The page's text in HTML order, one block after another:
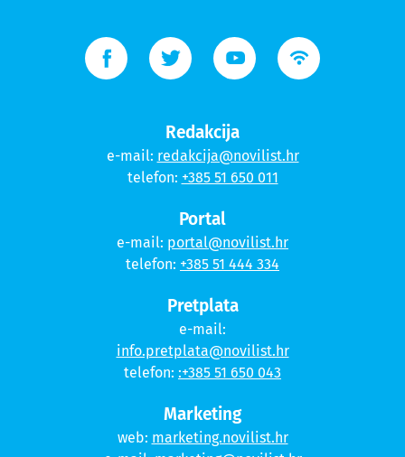
Redakcija
e-mail: redakcija@novilist.hr
telefon: +385 51 650 011
Portal
e-mail: portal@novilist.hr
telefon: +385 51 444 334
Pretplata
e-mail:
info.pretplata@novilist.hr
telefon: :+385 51 650 043
Marketing
web: marketing.novilist.hr